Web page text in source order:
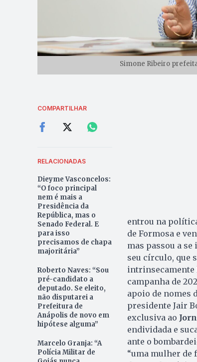
Simone Ribeiro
COMPARTILHAR
RELACIONADAS
Dieyme Vasconcelos:
“O foco principal
nem é mais a
Presidência da
República, mas o
Senado Federal. E
para isso
precisamos de chapa
majoritária”
Roberto Naves: “Sou
pré-candidato a
deputado. Se eleito,
não disputarei a
Prefeitura de
Anápolis de novo em
hipótese alguma”
Marcelo Granja: “A
Polícia Militar de
entrou na
de Formosa e
mas passou a
seu círculo, que
intrinsecamente
campanha de
apoio de nomes
presidente Jair
exclusiva ao
endividada e
ante o
“uma mulher de